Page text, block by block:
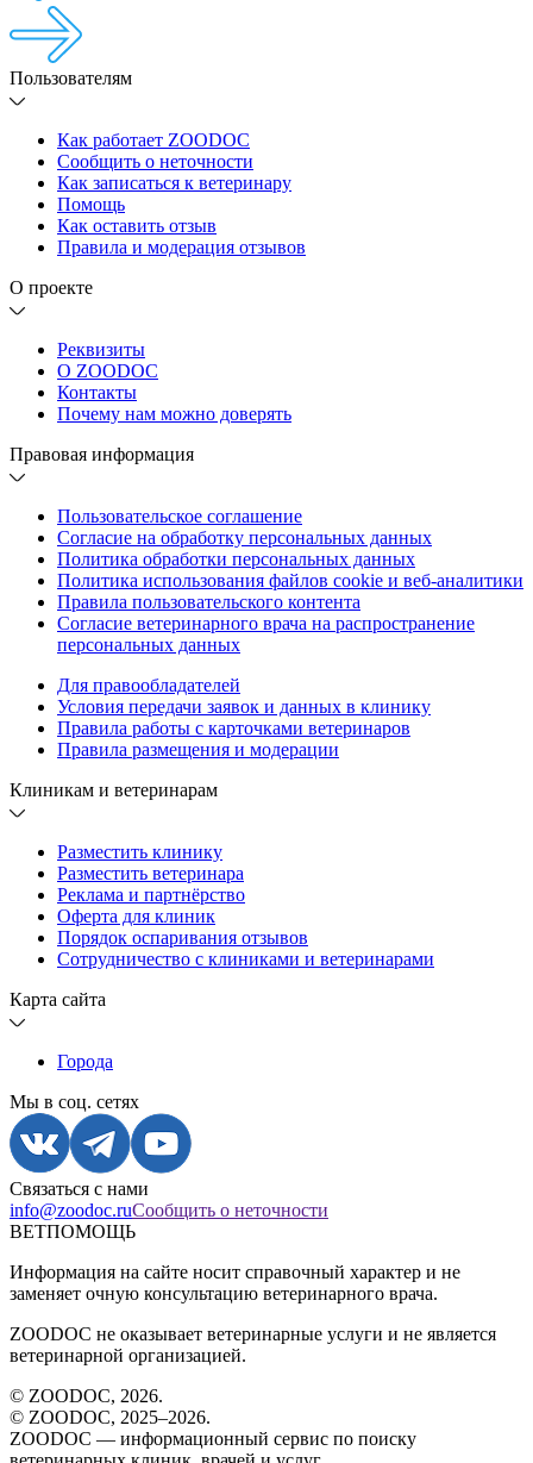
Пользователям
Как работает ZOODOC
Сообщить о неточности
Как записаться к ветеринару
Помощь
Как оставить отзыв
Правила и модерация отзывов
О проекте
Реквизиты
О ZOODOC
Контакты
Почему нам можно доверять
Правовая информация
Пользовательское соглашение
Согласие на обработку персональных данных
Политика обработки персональных данных
Политика использования файлов cookie и веб-аналитики
Правила пользовательского контента
Согласие ветеринарного врача на распространение
персональных данных
Для правообладателей
Условия передачи заявок и данных в клинику
Правила работы с карточками ветеринаров
Правила размещения и модерации
Клиникам и ветеринарам
Разместить клинику
Разместить ветеринара
Реклама и партнёрство
Оферта для клиник
Порядок оспаривания отзывов
Сотрудничество с клиниками и ветеринарами
Карта сайта
Города
Мы в соц. сетях
Связаться с нами
info@zoodoc.ruСообщить о неточности
ВЕТПОМОЩЬ
Информация на сайте носит справочный характер и не
заменяет очную консультацию ветеринарного врача.
ZOODOC не оказывает ветеринарные услуги и не является
ветеринарной организацией.
© ZOODOC, 2026.
© ZOODOC, 2025–2026.
ZOODOC — информационный сервис по поиску